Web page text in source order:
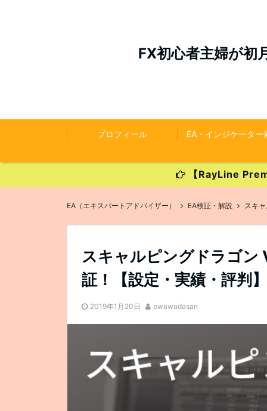
FX初心者主婦が初
プロフィール EA・インジケーター
【RayLine
EA（エキスパートアドバイザー） EA検証・解説 スキ
スキャルピングドラゴン
証！【設定・実績・評判
2019年1月20日 owawadasan